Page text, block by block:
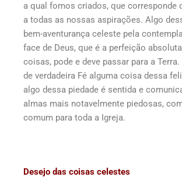
a qual fomos criados, que corresponde
a todas as nossas aspirações. Algo
bem-aventurança celeste pela
face de Deus, que é a perfeição
coisas, pode e deve passar para a
de verdadeira Fé alguma coisa dessa
algo dessa piedade é sentida e
almas mais notavelmente piedosas,
comum para toda a Igreja.
Desejo das coisas celestes